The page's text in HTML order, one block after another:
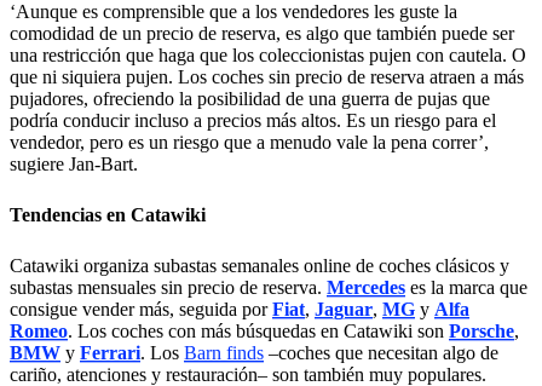
‘Aunque es comprensible que a los vendedores les guste la
comodidad de un precio de reserva, es algo que también puede ser
una restricción que haga que los coleccionistas pujen con cautela. O
que ni siquiera pujen. Los coches sin precio de reserva atraen a más
pujadores, ofreciendo la posibilidad de una guerra de pujas que
podría conducir incluso a precios más altos. Es un riesgo para el
vendedor, pero es un riesgo que a menudo vale la pena correr’,
sugiere Jan-Bart.
Tendencias en Catawiki
Catawiki organiza subastas semanales online de coches clásicos y
subastas mensuales sin precio de reserva. Mercedes es la marca que
consigue vender más, seguida porFiat, Jaguar, MG y Alfa
Romeo. Los coches con más búsquedas en Catawiki son Porsche,
BMW y Ferrari. Los Barn finds –coches que necesitan algo de
cariño, atenciones y restauración– son también muy populares.